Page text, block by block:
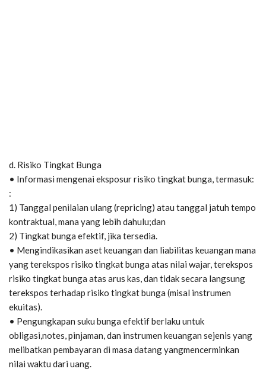
d. Risiko Tingkat Bunga
• Informasi mengenai eksposur risiko tingkat bunga, termasuk:
:
1) Tanggal penilaian ulang (repricing) atau tanggal jatuh tempo
kontraktual, mana yang lebih dahulu;dan
2) Tingkat bunga efektif, jika tersedia.
• Mengindikasikan aset keuangan dan liabilitas keuangan mana
yang terekspos risiko tingkat bunga atas nilai wajar, terekspos
risiko tingkat bunga atas arus kas, dan tidak secara langsung
terekspos terhadap risiko tingkat bunga (misal instrumen
ekuitas).
• Pengungkapan suku bunga efektif berlaku untuk
obligasi,notes, pinjaman, dan instrumen keuangan sejenis yang
melibatkan pembayaran di masa datang yangmencerminkan
nilai waktu dari uang.